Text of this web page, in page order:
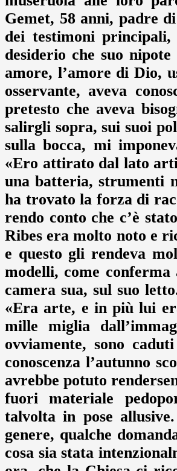
Gemet, 58 anni, padre
dei testimoni
desiderio che suo
amore, l’amore di Dio,
osservante, aveva
pretesto che aveva
salirgli sopra, sui suoi
sulla bocca, mi
«Ero attirato dal lato
una batteria, strumenti
ha trovato la forza di
rendo conto che c’è
Ribes era molto noto e
e questo gli rendeva
modelli, come
camera sua, sul suo
«Era arte, e in più lui
mille miglia
ovviamente, sono
conoscenza l’autunno
avrebbe potuto
fuori materiale
talvolta in pose
genere, qualche
cosa sia stata